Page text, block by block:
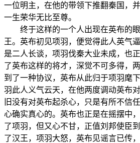
一位明主，在他的带领下推翻秦国，
一生荣华无比至尊。
终于这样的一个人出现在英布的眼
王。英布初见项羽，便觉得此人英气
是二人长谈，项羽伐秦大业未成，也
了英布这样的将才，深觉不可多得，
到了一种协议，英布从此归于项羽麾
羽此人义气云天，在他两度调动英布
旧没有对英布起杀心，只是有所不信
心确实真心的。英布也正是在摇摆中
了项羽，但又心不甘，正值刘邦使臣
了汉王，项羽大怒，英布见谣言已传，